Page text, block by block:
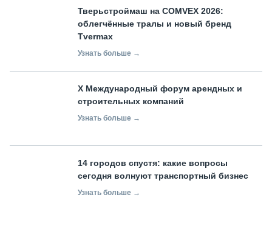
Тверьстроймаш на COMVEX 2026:
облегчённые тралы и новый бренд
Tvermax
Узнать больше →
X Международный форум арендных и
строительных компаний
Узнать больше →
14 городов спустя: какие вопросы
сегодня волнуют транспортный бизнес
Узнать больше →